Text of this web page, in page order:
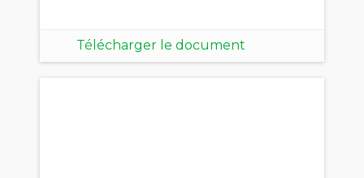
Télécharger le document